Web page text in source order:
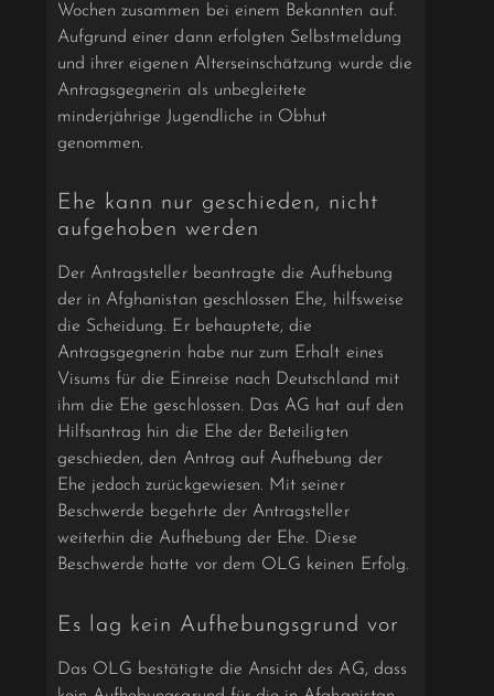
Wochen zusammen bei einem Bekannten auf.
Aufgrund einer dann erfolgten Selbstmeldung
und ihrer eigenen Alterseinschätzung wurde die
Antragsgegnerin als unbegleitete
minderjährige Jugendliche in Obhut
genommen.
Ehe kann nur geschieden, nicht
aufgehoben werden
Der Antragsteller beantragte die Aufhebung
der in Afghanistan geschlossen Ehe, hilfsweise
die Scheidung. Er behauptete, die
Antragsgegnerin habe nur zum Erhalt eines
Visums für die Einreise nach Deutschland mit
ihm die Ehe geschlossen. Das AG hat auf den
Hilfsantrag hin die Ehe der Beteiligten
geschieden, den Antrag auf Aufhebung der
Ehe jedoch zurückgewiesen. Mit seiner
Beschwerde begehrte der Antragsteller
weiterhin die Aufhebung der Ehe. Diese
Beschwerde hatte vor dem OLG keinen Erfolg.
Es lag kein Aufhebungsgrund vor
Das OLG bestätigte die Ansicht des AG, dass